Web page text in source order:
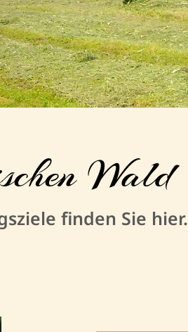
Wald
finden Sie hier.